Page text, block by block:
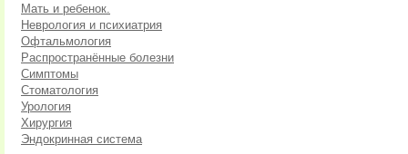
Мать и ребенок.
Неврология и психиатрия
Офтальмология
Распространённые болезни
Симптомы
Стоматология
Урология
Хирургия
Эндокринная система